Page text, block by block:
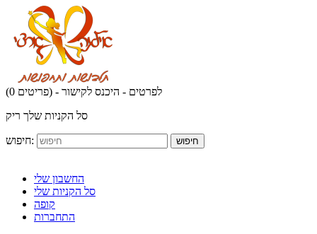
(0 פריטים) - לפרטים - היכנס לקישור
סל הקניות שלך ריק
חיפוש: חיפוש
החשבון שלי
סל הקניות שלי
קופה
התחברות